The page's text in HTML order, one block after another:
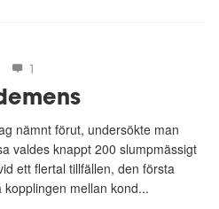
1
nämnt förut, undersökte man
valdes knappt 200 slumpmässigt
ett flertal tillfällen, den första
mellan kond...